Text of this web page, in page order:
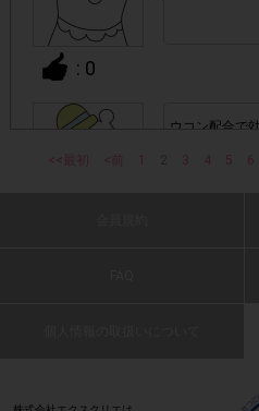
▼ポイント付与対象外
・チェックポイントの条件を
号」「購入日時」「対象商品
: 0
ウコン配合で
: 0
<<最初 <前 1 3 4 5 6